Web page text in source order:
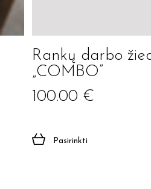
Rankų darbo
„COMBO”
100.00 €
Pasirinkti